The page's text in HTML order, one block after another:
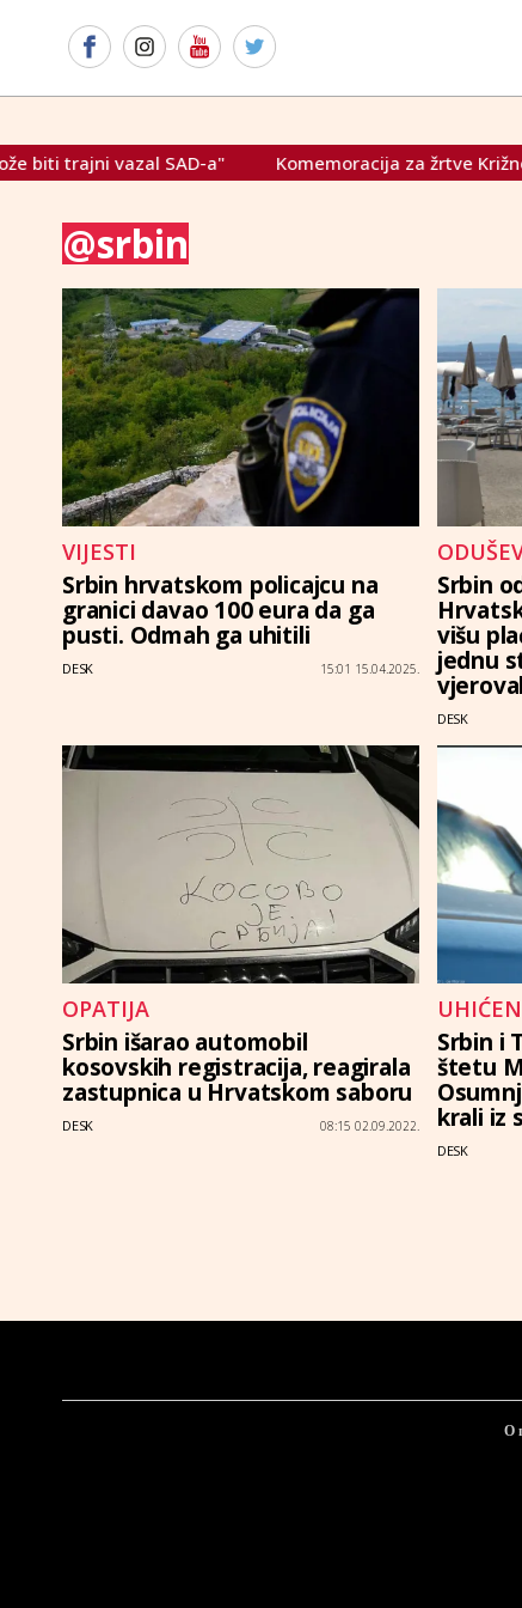
vazal SAD-a" Komemoracija za žrtve Križnog puta –
@srbin
VIJESTI
Srbin hrvatskom policajcu na
granici davao 100 eura da ga
pusti. Odmah ga uhitili
DESK 15:01 15.04.2025.
Srbin
višu
jednu
DESK
OPATIJA
Srbin išarao automobil
kosovskih registracija, reagirala
zastupnica u Hrvatskom saboru
DESK 08:15 02.09.2022.
Srbin i
štetu
krali iz
DESK
O